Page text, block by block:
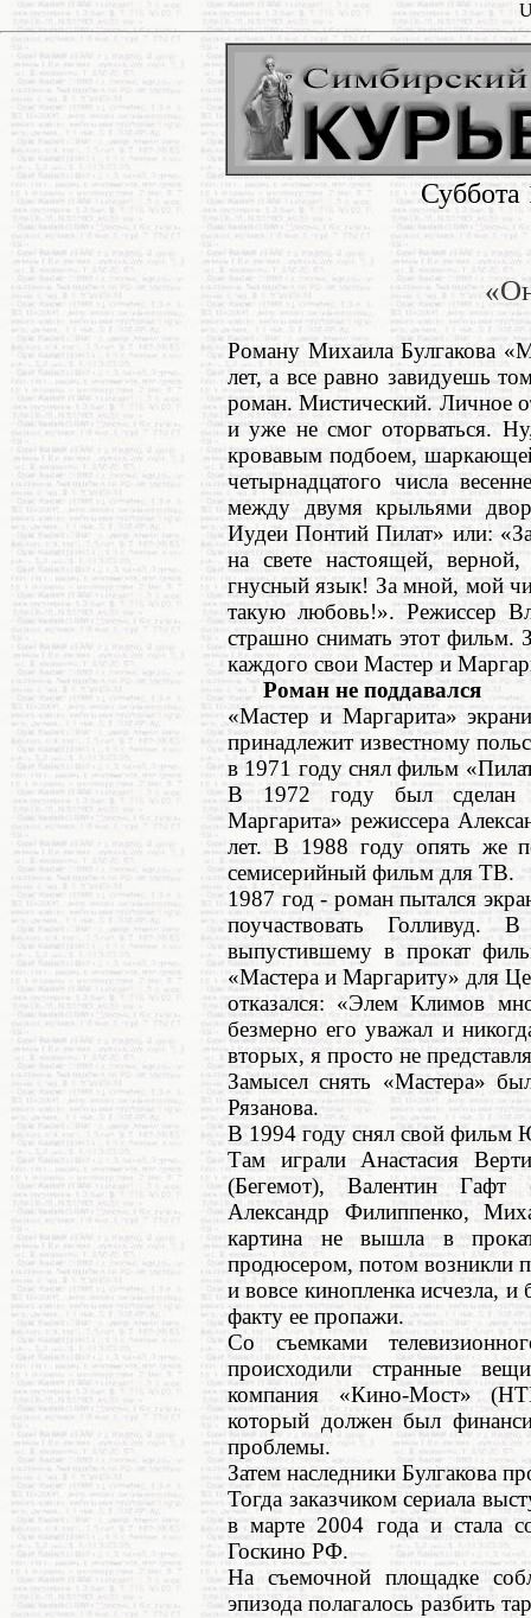
Суббота
Роману Михаила Булгакова
лет, а все равно завидуешь
роман. Мистический. Личное
и уже не смог оторваться.
кровавым подбоем,
четырнадцатого числа
между двумя крыльями
Иудеи Понтий Пилат» или:
на свете настоящей,
гнусный язык! За мной, мой
такую любовь!». Режиссер
страшно снимать этот фильм.
каждого свои Мастер и
Роман не поддавался
«Мастер и Маргарита»
принадлежит известному
в 1971 году снял фильм
В 1972 году был сделан
Маргарита» режиссера
лет. В 1988 году опять же
семисерийный фильм для ТВ.
1987 год - роман пытался
поучаствовать
выпустившему в прокат
«Мастера и Маргариту» для
отказался: «Элем Климов
безмерно его уважал и
вторых, я просто не
Замысел снять «Мастера»
Рязанова.
В 1994 году снял свой фильм
Там играли Анастасия
(Бегемот), Валентин
Александр Филиппенко,
картина не вышла в
продюсером, потом возникли
и вовсе кинопленка исчезла,
факту ее пропажи.
Со съемками
происходили странные
компания «Кино-Мост»
который должен был
проблемы.
Затем наследники Булгакова
Тогда заказчиком сериала
в марте 2004 года и стала
Госкино РФ.
На съемочной площадке
эпизода полагалось разбить